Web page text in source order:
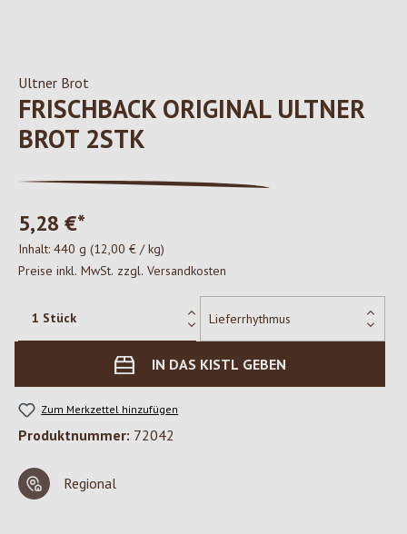
Ultner Brot
FRISCHBACK ORIGINAL ULTNER
BROT 2STK
5,28 €*
Inhalt: 440 g (12,00 € / kg)
Preise inkl. MwSt. zzgl. Versandkosten
IN DAS KISTL GEBEN
Zum Merkzettel hinzufügen
Produktnummer: 72042
Regional